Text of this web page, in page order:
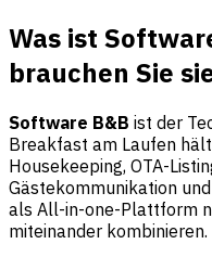
Was ist
brauchen Sie
Software B&B ist der
Breakfast am Laufen
Housekeeping, OTA-
Gästekommunikation
als All-in-one-Plattform
miteinander kombinieren.